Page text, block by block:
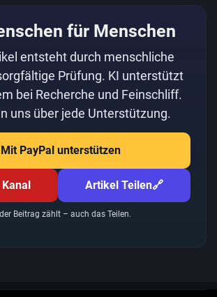
für Menschen
entsteht durch menschliche
Prüfung. KI unterstützt
bei Recherche und Feinschliff.
uns über jede Unterstützung.
Mit PayPal unterstützen
Artikel Teilen🔗
Beitrag zählt – auch das Teilen.